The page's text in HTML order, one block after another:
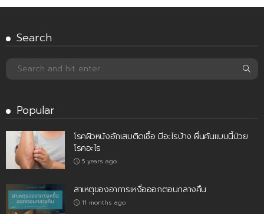
Search
Popular
โรคผิวหนังอักเสบติดเชื้อ มีอะไรบ้าง ผื่นคันแบบนี้ป่วย
โรคอะไร
5 years ago
สาเหตุของอาการเหงื่อออกตอนกลางคืน
11 months ago